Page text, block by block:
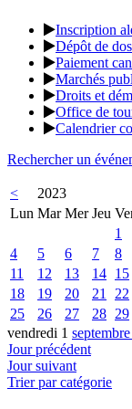
Inscription
Dépôt de
Paiement
Marchés
Droits et
Office de
Calendrier
Rechercher un
< 2023
Lun Mar Mer Jeu
1
4
5 6 7 8
11
12 13 14 15
18
19 20 21 22
25
26 27 28 29
vendredi 1
Jour précédent
Jour suivant
Trier par catégorie